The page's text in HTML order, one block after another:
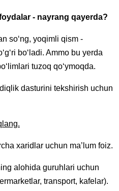
- nayrang qayerda?
so‘ng, yoqimli qism -
bo‘ladi. Ammo bu yerda
tuzoq qo‘ymoqda.
dasturini tekshirish uchun
xaridlar uchun ma’lum foiz.
alohida guruhlari uchun
transport, kafelar).